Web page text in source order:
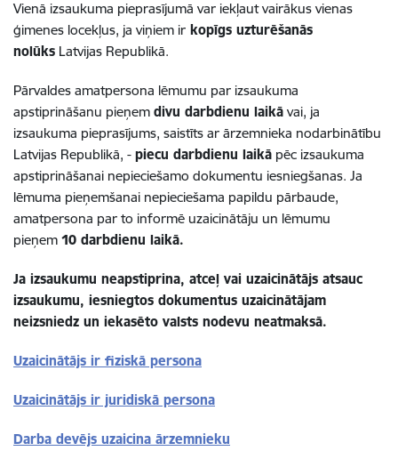
Vienā izsaukuma pieprasījumā var iekļaut vairākus vienas
ģimenes locekļus, ja viņiem ir kopīgs uzturēšanās
nolūks Latvijas Republikā.
Pārvaldes amatpersona lēmumu par izsaukuma
apstiprināšanu pieņem divu darbdienu laikā vai, ja
izsaukuma pieprasījums, saistīts ar ārzemnieka nodarbinātību
Latvijas Republikā, - piecu darbdienu laikā pēc izsaukuma
apstiprināšanai nepieciešamo dokumentu iesniegšanas. Ja
lēmuma pieņemšanai nepieciešama papildu pārbaude,
amatpersona par to informē uzaicinātāju un lēmumu
pieņem 10 darbdienu laikā.
Ja izsaukumu neapstiprina, atceļ vai uzaicinātājs atsauc
izsaukumu, iesniegtos dokumentus uzaicinātājam
neizsniedz un iekasēto valsts nodevu neatmaksā.
Uzaicinātājs ir fiziskā persona
Uzaicinātājs ir juridiskā persona
Darba devējs uzaicina ārzemnieku